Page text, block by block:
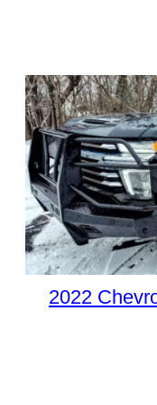
2022